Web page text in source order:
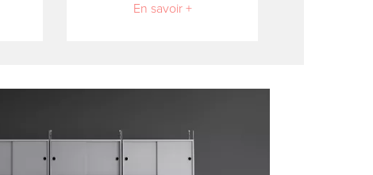
En savoir +